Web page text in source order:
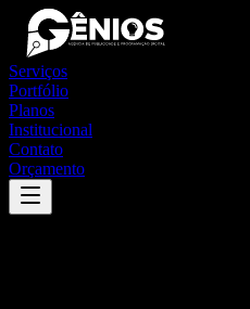
Serviços
Portfólio
Planos
Institucional
Contato
Orçamento